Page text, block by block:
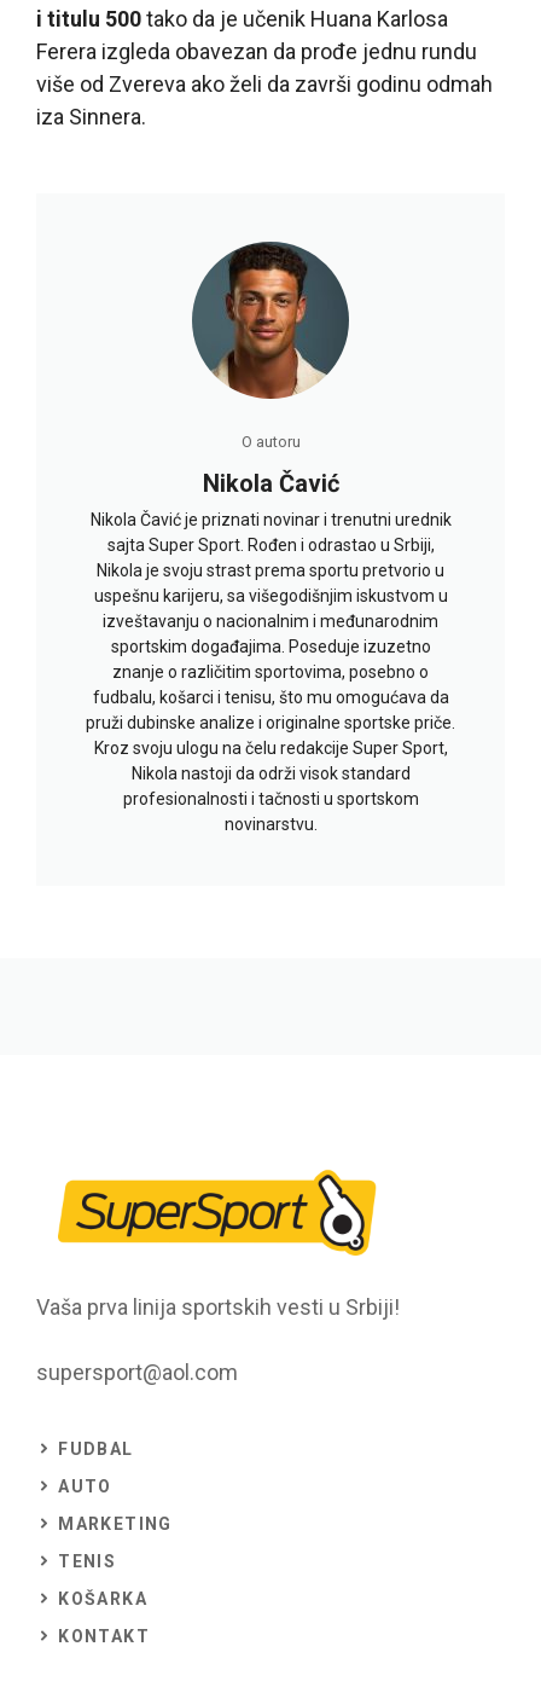
i titulu 500tako da je učenik Huana Karlosa
Ferera izgleda obavezan da prođe jednu rundu
više od Zvereva ako želi da završi godinu odmah
iza Sinnera.
O autoru
Nikola Čavić
Nikola Čavić je priznati novinar i trenutni urednik
sajta Super Sport. Rođen i odrastao u Srbiji,
Nikola je svoju strast prema sportu pretvorio u
uspešnu karijeru, sa višegodišnjim iskustvom u
izveštavanju o nacionalnim i međunarodnim
sportskim događajima. Poseduje izuzetno
znanje o različitim sportovima, posebno o
fudbalu, košarci i tenisu, što mu omogućava da
pruži dubinske analize i originalne sportske priče.
Kroz svoju ulogu na čelu redakcije Super Sport,
Nikola nastoji da održi visok standard
profesionalnosti i tačnosti u sportskom
novinarstvu.
Vaša prva linija sportskih vesti u Srbiji!
supersport@aol.com
FUDBAL
AUTO
MARKETING
TENIS
KOŠARKA
KONTAKT